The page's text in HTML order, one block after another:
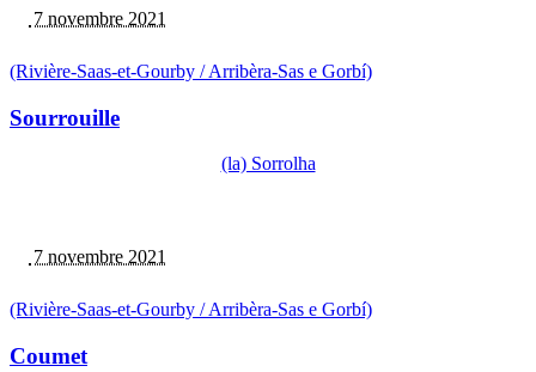
7 novembre 2021
(Rivière-Saas-et-Gourby / Arribèra-Sas e Gorbí)
Sourrouille
(la) Sorrolha
7 novembre 2021
(Rivière-Saas-et-Gourby / Arribèra-Sas e Gorbí)
Coumet